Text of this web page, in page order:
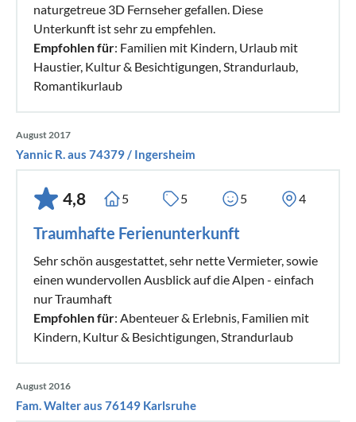
naturgetreue 3D Fernseher gefallen. Diese
Unterkunft ist sehr zu empfehlen.
Empfohlen für: Familien mit Kindern, Urlaub mit
Haustier, Kultur & Besichtigungen, Strandurlaub,
Romantikurlaub
August 2017
Yannic R. aus 74379 / Ingersheim
4,8 5 5 5 4
Traumhafte Ferienunterkunft
Sehr schön ausgestattet, sehr nette Vermieter, sowie
einen wundervollen Ausblick auf die Alpen - einfach
nur Traumhaft
Empfohlen für: Abenteuer & Erlebnis, Familien mit
Kindern, Kultur & Besichtigungen, Strandurlaub
August 2016
Fam. Walter aus 76149 Karlsruhe